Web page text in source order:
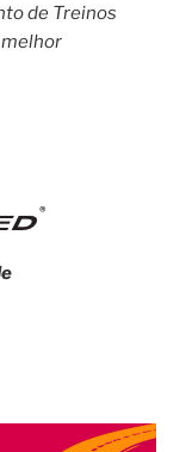
de Treinos